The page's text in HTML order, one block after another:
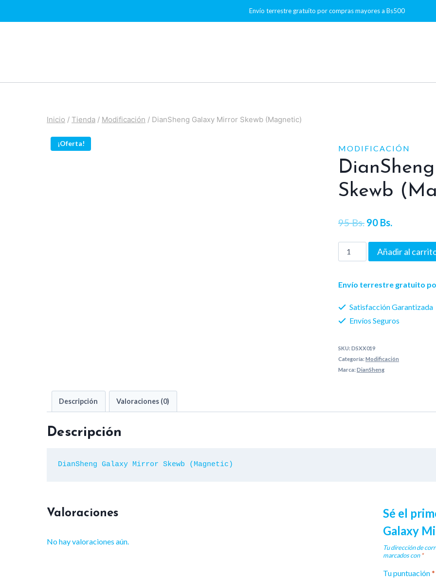
al
Envío terrestre gratuíto por compras mayores a Bs500
Inicio / Tienda / Modificación / DianSheng Galaxy Mirror Skewb (Magnetic)
¡Oferta! MODIFICACIÓN
Skewb
95Bs. El
precio
original
90 Bs.
precio
actual
DianSheng
Galaxy
(Magnetic)
cantidad
Añadir al
Envío terrestre gratuito
Satisfacción Garantizada
Envíos Seguros
SKU:DSXX019
Categoría:Modificación
Marca:DianSheng
Descripción Valoraciones (0)
Descripción
DianSheng Galaxy Mirror Skewb (Magnetic)
Valoraciones
No hay valoraciones aún.
Sé el
Galaxy
Tu dirección de
marcados con*
Tu puntuación*